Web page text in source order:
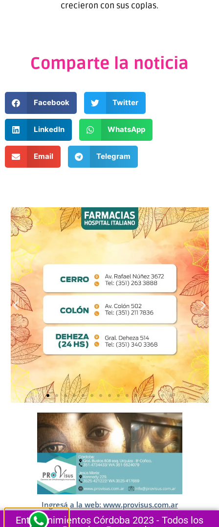
crecieron con sus coplas.
Comparte la noticia
Facebook Twitter
LinkedIn WhatsApp
Email Telegram
Ingresá a la web: www.provisus.com.ar
Entretenimientos Córdoba 2023 - Todos los